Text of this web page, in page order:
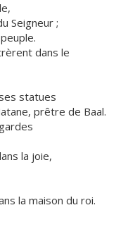
Seigneur ;
dans le
statues
prêtre de Baal.
la joie,
la maison du roi.